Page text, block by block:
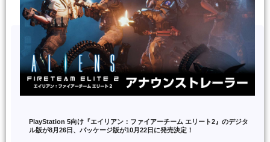
PlayStation 5向け『エイリアン：ファイアーチーム エリート2』のデジタ
ル版が8月26日、パッケージ版が10月22日に発売決定！